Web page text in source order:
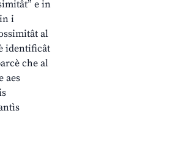
e in
i
al
identificât
che al
aes